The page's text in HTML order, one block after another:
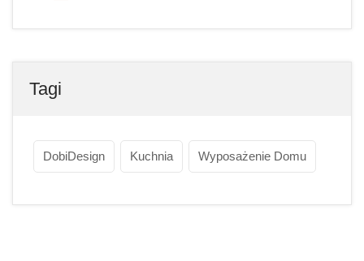
Tagi
DobiDesign Kuchnia Wyposażenie Domu